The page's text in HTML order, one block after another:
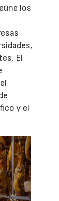
los
El
y el